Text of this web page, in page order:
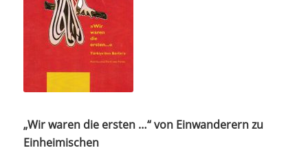
„Wir waren die ersten …“ von Einwanderern zu
Einheimischen